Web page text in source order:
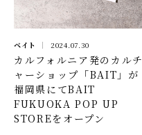
ベイト 2024.07.30
カルフォルニア発のカルチ
ャーショップ「BAIT」が
福岡県にてBAIT
FUKUOKA POP UP
STOREをオープン